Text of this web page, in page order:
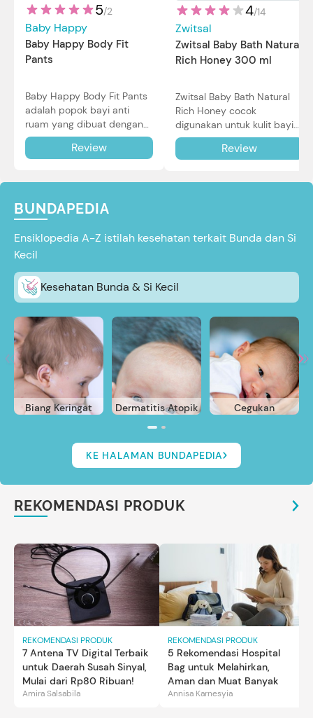
5/2
Baby Happy
Baby Happy Body Fit
Pants
Baby Happy Body Fit Pants
adalah popok bayi anti
ruam yang dibuat dengan
teknologi Air Through
Technology.Review
4/14
Zwitsal
Zwitsal Baby Bath Natural
Rich Honey 300 ml
Zwitsal Baby Bath Natural
Rich Honey cocok
digunakan untuk kulit bayi
baru lahir bahkan kulit
sensitif sekalipun. Simak
Review
BUNDAPEDIA
Ensiklopedia A-Z istilah kesehatan terkait Bunda dan Si
Kecil
Kesehatan Bunda & Si Kecil
Biang Keringat Dermatitis Atopik Cegukan
KE HALAMAN BUNDAPEDIA
REKOMENDASI PRODUK
REKOMENDASI PRODUK
7 Antena TV Digital Terbaik
untuk Daerah Susah Sinyal,
Mulai dari Rp80 Ribuan!
Amira Salsabila
REKOMENDASI PRODUK
5 Rekomendasi Hospital
Bag untuk Melahirkan,
Aman dan Muat Banyak
Annisa Karnesyia